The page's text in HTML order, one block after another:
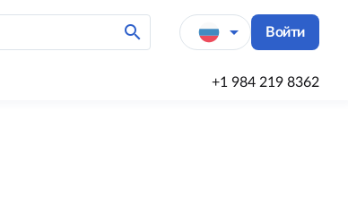
search arrow_drop_down Войти
+1 984 219 8362